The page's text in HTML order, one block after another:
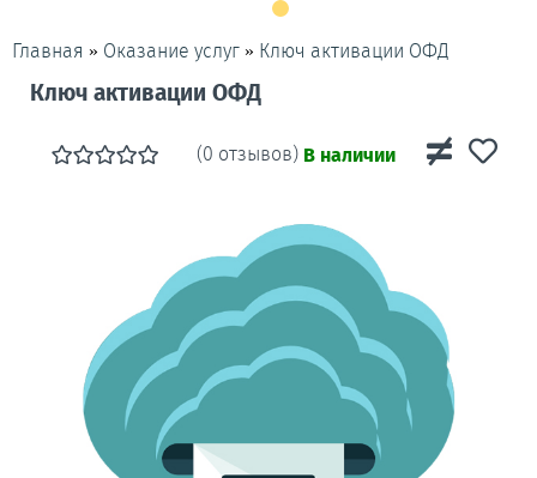
Главная » Оказание услуг » Ключ активации ОФД
Ключ активации ОФД
(0 отзывов) В наличии